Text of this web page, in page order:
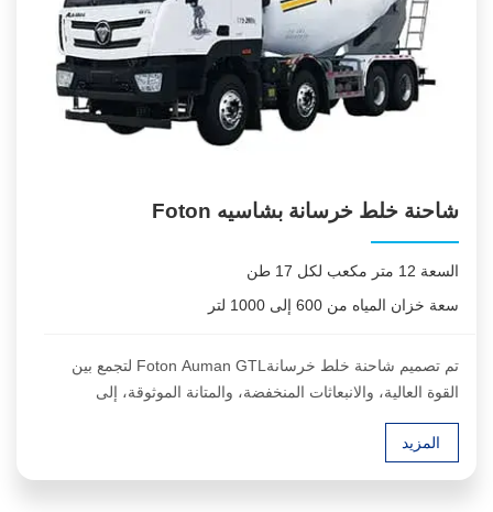
شاحنة خلط خرسانة بشاسيه Foton
السعة 12 متر مكعب لكل 17 طن
سعة خزان المياه من 600 إلى 1000 لتر
تم تصميم شاحنة خلط خرسانةFoton Auman GTL لتجمع بين
القوة العالية، والانبعاثات المنخفضة، والمتانة الموثوقة، إلى
مما يجعلها خيار موثوق لنقل الخرسانة للأعمال الشاقة في
المزيد